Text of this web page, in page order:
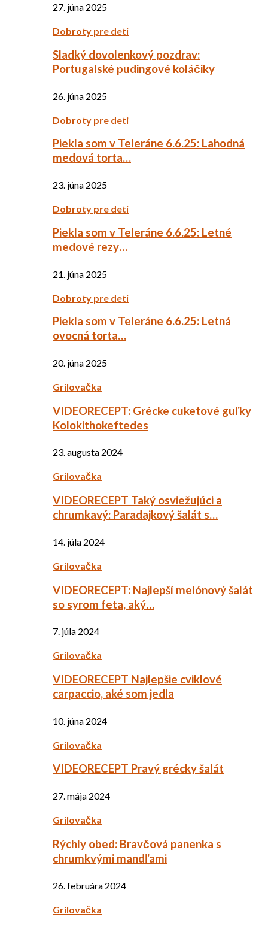
27. júna 2025
Dobroty pre deti
Sladký dovolenkový pozdrav:
Portugalské pudingové koláčiky
26. júna 2025
Dobroty pre deti
Piekla som v Teleráne 6.6.25: Lahodná
medová torta…
23. júna 2025
Dobroty pre deti
Piekla som v Teleráne 6.6.25: Letné
medové rezy…
21. júna 2025
Dobroty pre deti
Piekla som v Teleráne 6.6.25: Letná
ovocná torta…
20. júna 2025
Grilovačka
VIDEORECEPT: Grécke cuketové guľky
Kolokithokeftedes
23. augusta 2024
Grilovačka
VIDEORECEPT Taký osviežujúci a
chrumkavý: Paradajkový šalát s…
14. júla 2024
Grilovačka
VIDEORECEPT: Najlepší melónový šalát
so syrom feta, aký…
7. júla 2024
Grilovačka
VIDEORECEPT Najlepšie cviklové
carpaccio, aké som jedla
10. júna 2024
Grilovačka
VIDEORECEPT Pravý grécky šalát
27. mája 2024
Grilovačka
Rýchly obed: Bravčová panenka s
chrumkvými mandľami
26. februára 2024
Grilovačka